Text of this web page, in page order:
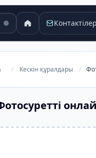
Контактілер
/ Кескін құралдары /